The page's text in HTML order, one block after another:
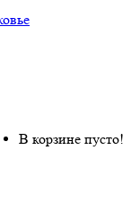
В корзине пусто!